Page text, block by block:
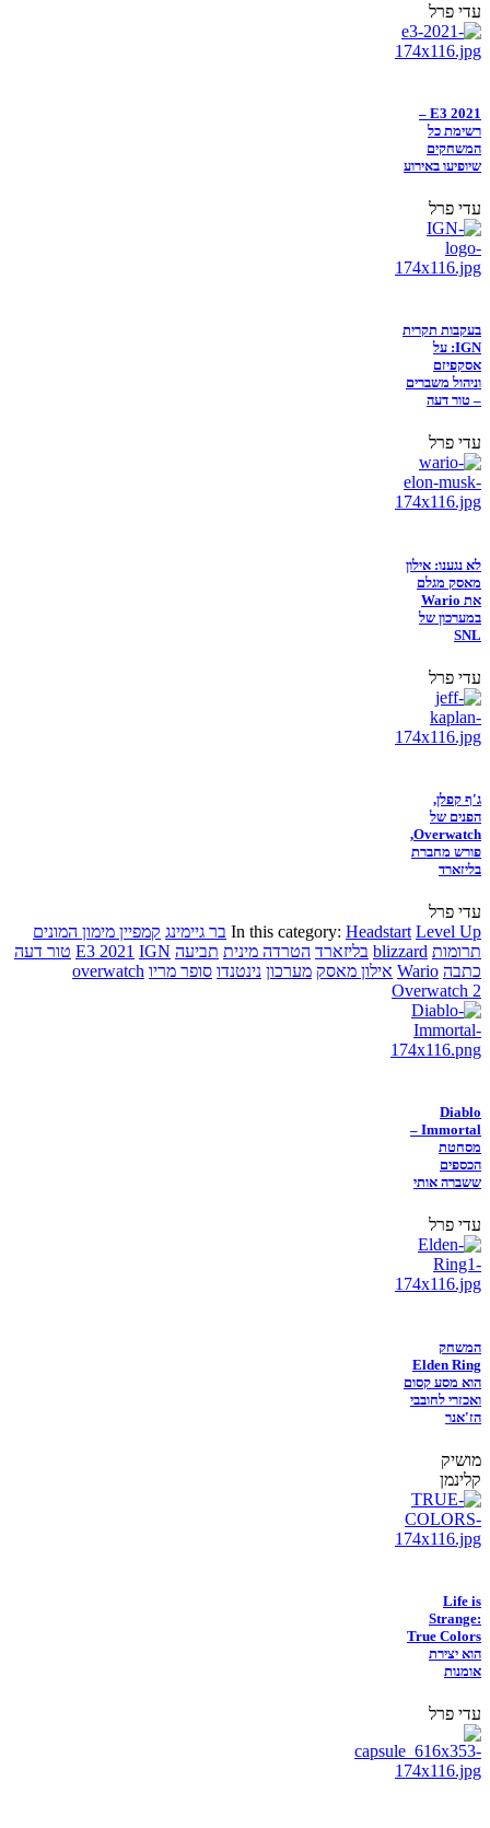
עדי פרל
E3 2021 –
רשימת כל
המשחקים
שיופיעו באירוע
עדי פרל
בעקבות תקרית
IGN: על
אסקפיזם
וניהול משברים
– טור דעה
עדי פרל
לא נגענו: אילון
מאסק מגלם
את Wario
במערכון של
SNL
עדי פרל
ג'ף קפלן,
הפנים של
Overwatch,
פורש מחברת
בליזארד
עדי פרל
In this category: Headstart Level Up בר גיימינג קמפיין מימון המונים
תרומות blizzard בליזארד הטרדה מינית תביעה E3 2021 IGN
טור דעה
כתבה Wario אילון מאסק מערכון נינטנדו סופר מריו overwatch
Overwatch 2
Diablo
Immortal –
מסחטת
הכספים
ששברה אותי
עדי פרל
המשחק
Elden Ring
הוא מסע קסום
ואכזרי לחובבי
הז'אנר
מושיק
קלינמן
Life is
Strange:
True Colors
הוא יצירת
אומנות
עדי פרל